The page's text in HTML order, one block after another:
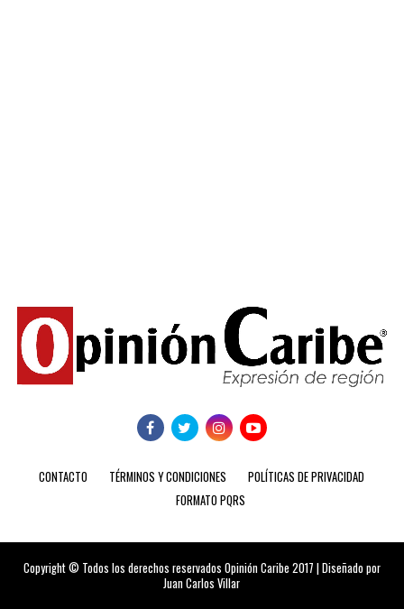
CONTACTO TÉRMINOS Y CONDICIONES
POLÍTICAS DE PRIVACIDAD
FORMATO PQRS
Copyright © Todos los derechos reservados Opinión Caribe 2017 | Diseñado por
Juan Carlos Villar